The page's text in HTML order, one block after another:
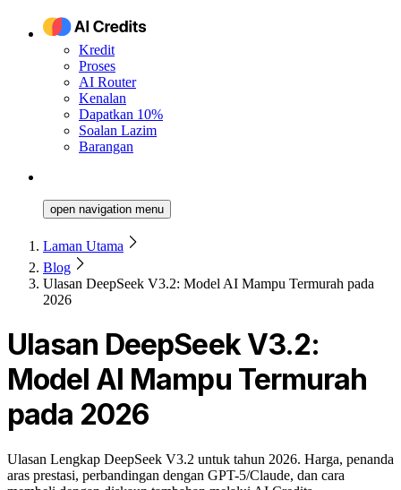
Kredit
Proses
AI Router
Kenalan
Dapatkan 10%
Soalan Lazim
Barangan
open navigation menu
Laman Utama
Blog
Ulasan DeepSeek V3.2: Model AI Mampu Termurah pada
2026
Ulasan DeepSeek V3.2:
Model AI Mampu Termurah
pada 2026
Ulasan Lengkap DeepSeek V3.2 untuk tahun 2026. Harga, penanda
aras prestasi, perbandingan dengan GPT-5/Claude, dan cara